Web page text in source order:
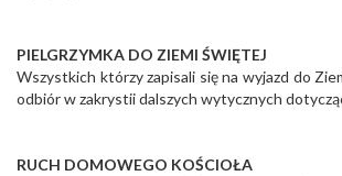
PIELGRZYMKA DO ZIEMI ŚWIĘTEJ
Wszystkich którzy zapisali się na wyjazd do
odbiór w zakrystii dalszych wytycznych
RUCH DOMOWEGO KOŚCIOŁA